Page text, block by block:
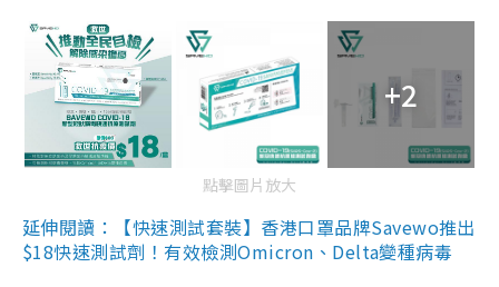
+2
點擊圖片放大
延伸閱讀：【快速測試套裝】香港口罩品牌Savewo推出
$18快速測試劑！有效檢測Omicron、Delta變種病毒